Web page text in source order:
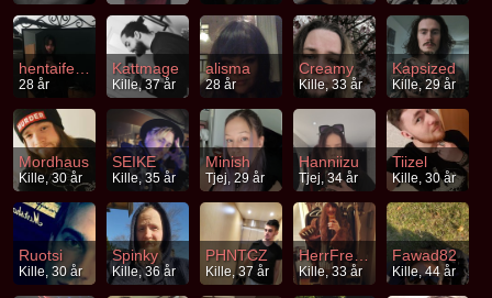
hentaifetus
28 år
Kattmage
Kille, 37 år
alisma
28 år
Creamy
Kille, 33 år
Kapsized
Kille, 29 år
Mordhaus
Kille, 30 år
SEIKE
Kille, 35 år
Minish
Tjej, 29 år
Hanniizu
Tjej, 34 år
Tiizel
Kille, 30 år
Ruotsi
Kille, 30 år
Spinky
Kille, 36 år
PHNTCZ
Kille, 37 år
HerrFredrik
Kille, 33 år
Fawad82
Kille, 44 år